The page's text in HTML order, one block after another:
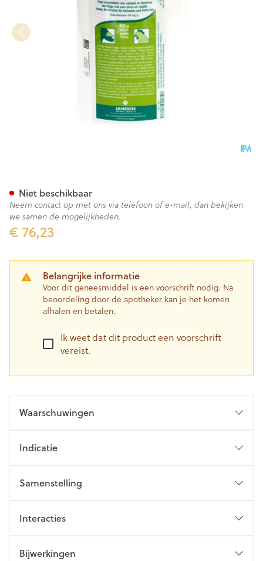
€ 76,23
Belangrijke informatie
Voor dit geneesmiddel is een voorschrift nodig. Na
beoordeling door de apotheker kan je het komen
afhalen en betalen.
Ik weet dat dit product een voorschrift
vereist.
Niet beschikbaar
Neem contact op met ons via telefoon of e-mail, dan bekijken
we samen de mogelijkheden.
Waarschuwingen
Indicatie
Samenstelling
Interacties
Bijwerkingen